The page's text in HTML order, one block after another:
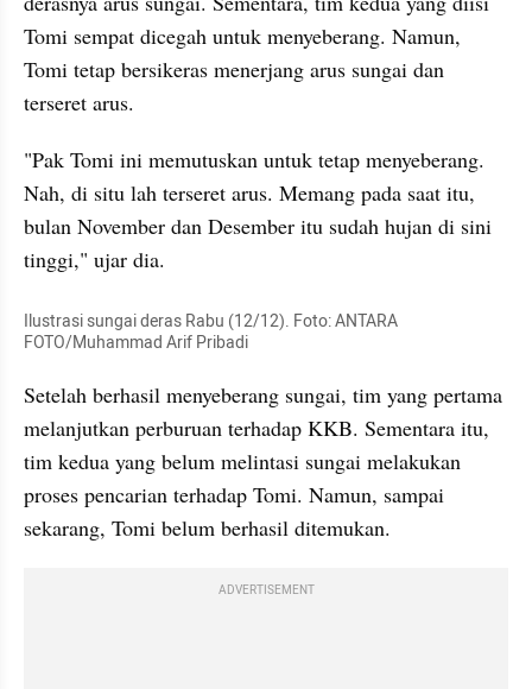
Tomi sempat dicegah untuk menyeberang. Namun,
Tomi tetap bersikeras menerjang arus sungai dan
terseret arus.
"Pak Tomi ini memutuskan untuk tetap menyeberang.
Nah, di situ lah terseret arus. Memang pada saat itu,
bulan November dan Desember itu sudah hujan di sini
tinggi," ujar dia.
Ilustrasi sungai deras Rabu (12/12). Foto: ANTARA
FOTO/Muhammad Arif Pribadi
Setelah berhasil menyeberang sungai, tim yang pertama
melanjutkan perburuan terhadap KKB. Sementara itu,
tim kedua yang belum melintasi sungai melakukan
proses pencarian terhadap Tomi. Namun, sampai
sekarang, Tomi belum berhasil ditemukan.
ADVERTISEMENT